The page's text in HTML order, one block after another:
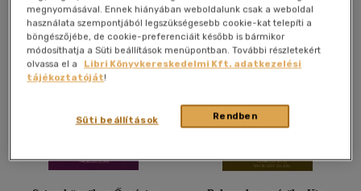
20 db / oldal
40 db / oldal
Alkalmaz
Összesen3db
megnyomásával. Ennek hiányában weboldalunk csak a weboldal
használata szempontjából legszükségesebb cookie-kat telepíti a
böngészőjébe, de cookie-preferenciáit később is bármikor
módosíthatja a Süti beállítások menüpontban. További részletekért
olvassa el a
Libri Könyvkereskedelmi Kft. adatkezelési
tájékoztatóját!
Rendben
Süti beállítások